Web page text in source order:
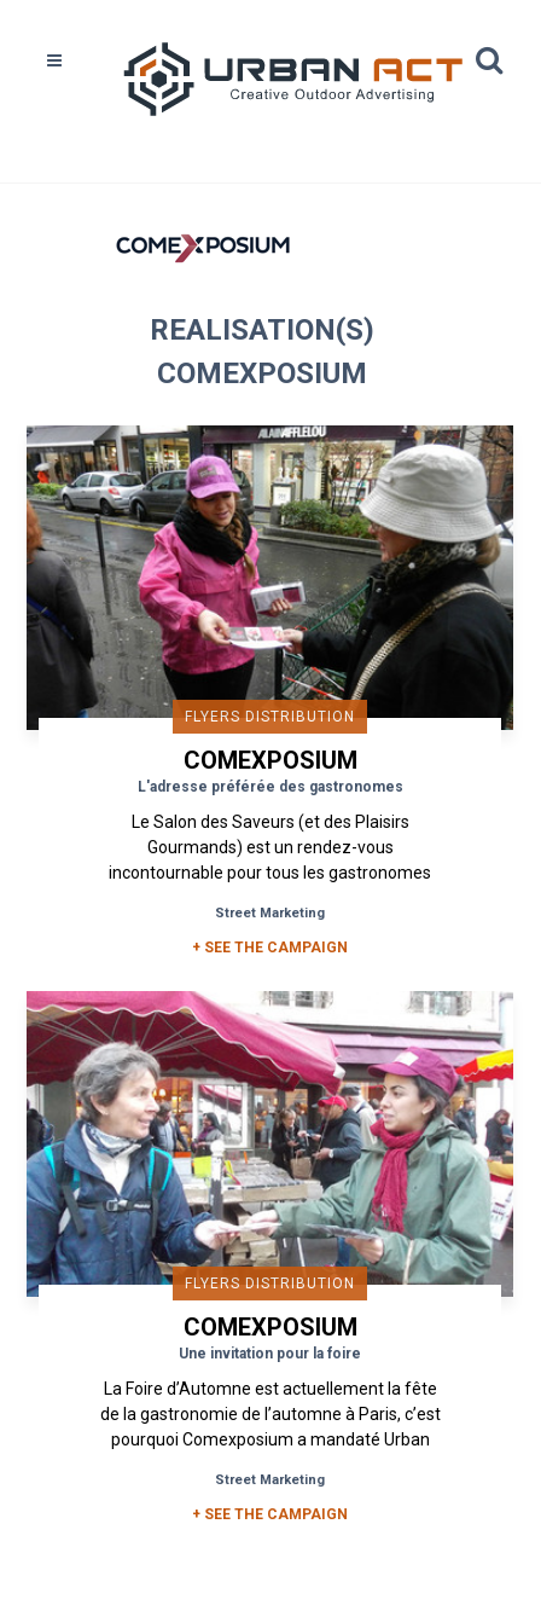
REALISATION(S)
COMEXPOSIUM
FLYERS DISTRIBUTION
COMEXPOSIUM
L'adresse préférée des gastronomes
Le Salon des Saveurs (et des Plaisirs
Gourmands) est un rendez-vous
incontournable pour tous les gastronomes
Street Marketing
+ SEE THE CAMPAIGN
FLYERS DISTRIBUTION
COMEXPOSIUM
Une invitation pour la foire
La Foire d’Automne est actuellement la fête
de la gastronomie de l’automne à Paris, c’est
pourquoi Comexposium a mandaté Urban
Street Marketing
+ SEE THE CAMPAIGN